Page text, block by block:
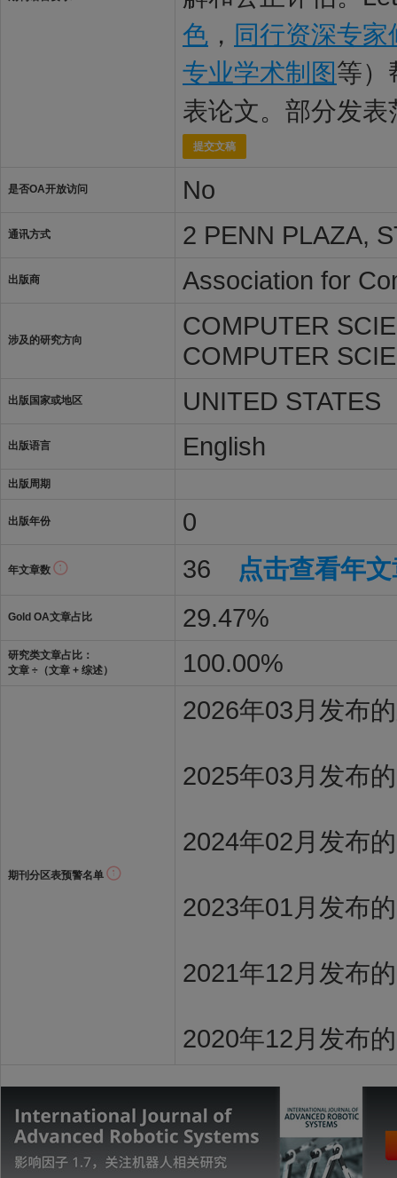
色 ， 同行资深专家
专业学术制图等）
表论文。部分发
提交文稿
是否OA开放访问 No
通讯方式 2 PENN PLAZA,
出版商 Association for
涉及的研究方向
COMPUTER
COMPUTER
出版国家或地区 UNITED STATES
出版语言 English
出版周期
出版年份 0
年文章数 36 点击查看年
Gold OA文章占比 29.47%
研究类文章占比：
文章 ÷（文章 + 综述）
100.00%
期刊分区表预警名单
2026年03月发布
2025年03月发布
2024年02月发布
2023年01月发布
2021年12月发布
2020年12月发布